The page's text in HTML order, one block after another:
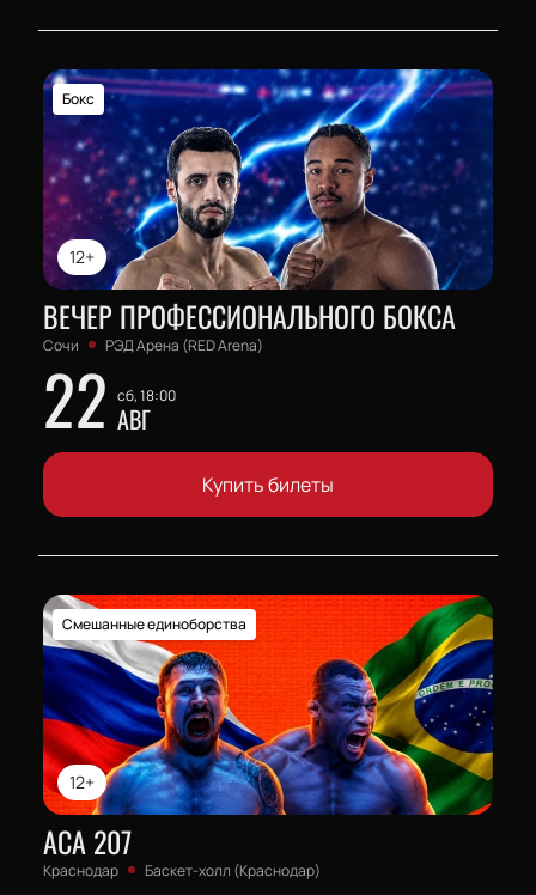
12+
Бокс
ВЕЧЕР ПРОФЕССИОНАЛЬНОГО БОКСА
Сочи РЭД Арена (RED Arena)
22 сб, 18:00
АВГ
Купить билеты
12+
Смешанные единоборства
АСА 207
Краснодар Баскет-холл (Краснодар)